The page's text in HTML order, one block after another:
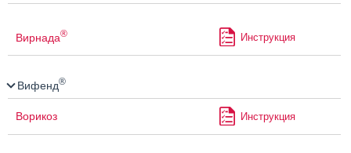
Вирнада® Инструкция
Вифенд®
Ворикоз Инструкция